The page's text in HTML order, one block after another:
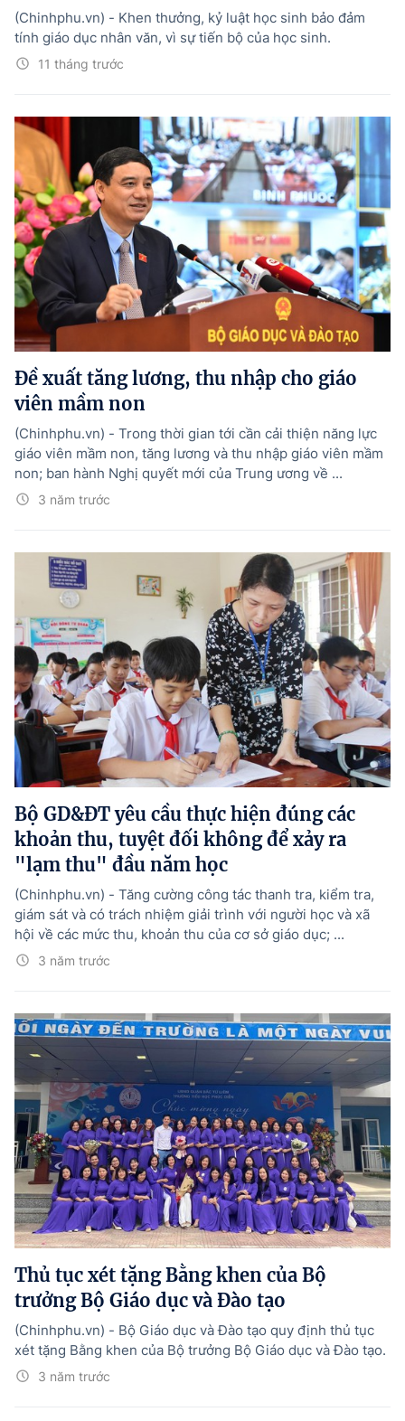
11 tháng trước
(Chinhphu.vn) - Khen thưởng, kỷ luật học sinh bảo đảm
tính giáo dục nhân văn, vì sự tiến bộ của học sinh.
Đề xuất tăng lương, thu nhập cho giáo
viên mầm non
3 năm trước
(Chinhphu.vn) - Trong thời gian tới cần cải thiện năng lực
giáo viên mầm non, tăng lương và thu nhập giáo viên mầm
non; ban hành Nghị quyết mới của Trung ương về ...
Bộ GD&ĐT yêu cầu thực hiện đúng các
khoản thu, tuyệt đối không để xảy ra
"lạm thu" đầu năm học
3 năm trước
(Chinhphu.vn) - Tăng cường công tác thanh tra, kiểm tra,
giám sát và có trách nhiệm giải trình với người học và xã
hội về các mức thu, khoản thu của cơ sở giáo dục; ...
Thủ tục xét tặng Bằng khen của Bộ
trưởng Bộ Giáo dục và Đào tạo
3 năm trước
(Chinhphu.vn) - Bộ Giáo dục và Đào tạo quy định thủ tục
xét tặng Bằng khen của Bộ trưởng Bộ Giáo dục và Đào tạo.